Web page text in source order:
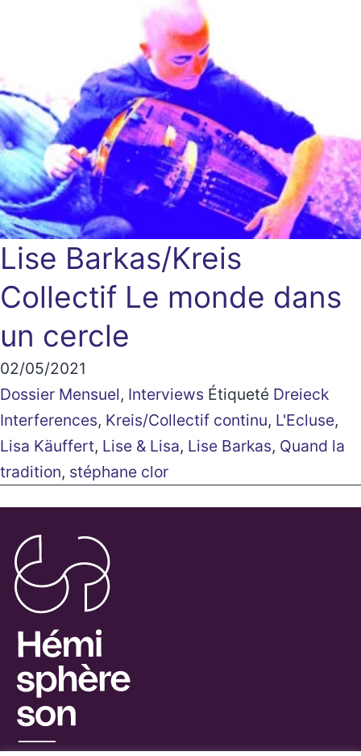
Lise Barkas/Kreis
Collectif Le monde dans
un cercle
02/05/2021
Dossier Mensuel, Interviews Étiqueté Dreieck
Interferences, Kreis/Collectif continu, L'Ecluse,
Lisa Käuffert, Lise & Lisa, Lise Barkas, Quand la
tradition, stéphane clor